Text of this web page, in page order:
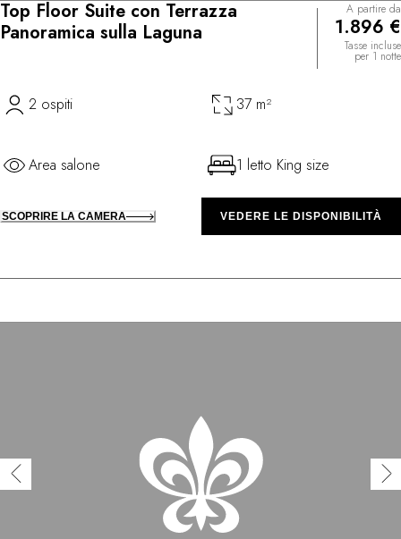
Top Floor Suite con Terrazza
Panoramica sulla Laguna
A partire da
1.896 €
Tasse incluse
per 1 notte
2 ospiti 37 m²
Area salone 1 letto King size
SCOPRIRE LA CAMERA VEDERE LE DISPONIBILITÀ